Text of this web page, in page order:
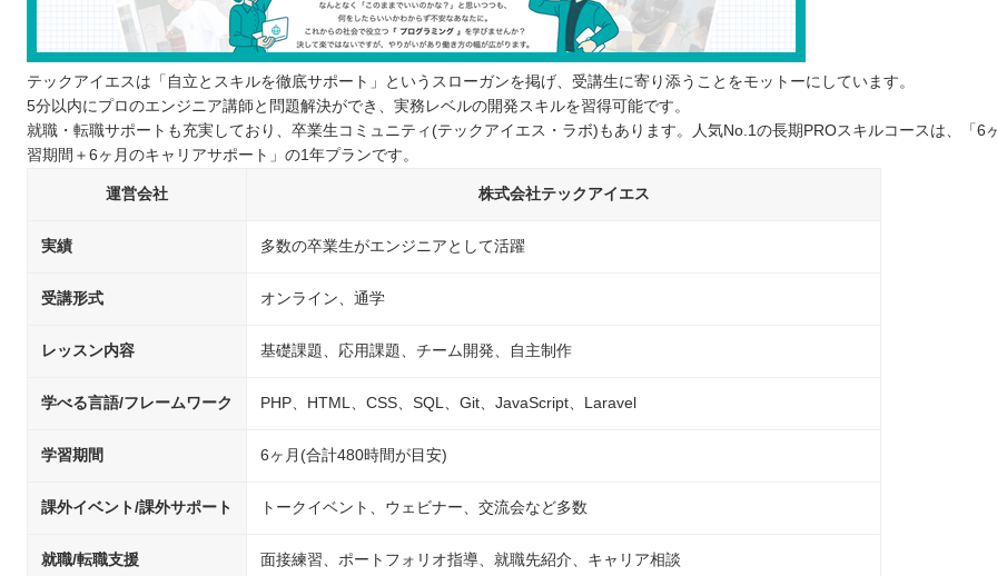
継続して学習できるかよく検討する
無料体験などで学びやすいか確認する
大阪で自分に合ったプログラミングスクールを選ぼう！
テックアイエスは「自立とスキルを徹底サポート」というスローガンを掲げ、受講生に寄り添うことをモットーにしています。
5分以内にプロのエンジニア講師と問題解決ができ、実務レベルの開発スキルを習得可能です。
就職・転職サポートも充実しており、卒業生コミュニティ(テックアイエス・ラボ)もあります。人気No.1の長期PROスキルコースは、「6
習期間＋6ヶ月のキャリアサポート」の1年プランです。
運営会社 株式会社テックアイエス
実績 多数の卒業生がエンジニアとして活躍
受講形式 オンライン、通学
レッスン内容 基礎課題、応用課題、チーム開発、自主制作
学べる言語/フレームワーク PHP、HTML、CSS、SQL、Git、JavaScript、Laravel
学習期間 6ヶ月(合計480時間が目安)
課外イベント/課外サポート トークイベント、ウェビナー、交流会など多数
就職/転職支援 面接練習、ポートフォリオ指導、就職先紹介、キャリア相談